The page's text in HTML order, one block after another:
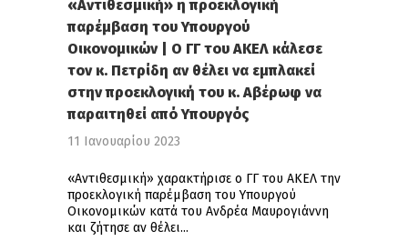
«Αντιθεσμική» η προεκλογική
παρέμβαση του Υπουργού
Οικονομικών | Ο ΓΓ του ΑΚΕΛ κάλεσε
τον κ. Πετρίδη αν θέλει να εμπλακεί
στην προεκλογική του κ. Αβέρωφ να
παραιτηθεί από Υπουργός
11 Ιανουαρίου 2023
«Αντιθεσμική» χαρακτήρισε ο ΓΓ του ΑΚΕΛ την
προεκλογική παρέμβαση του Υπουργού
Οικονομικών κατά του Ανδρέα Μαυρογιάννη
και ζήτησε αν θέλει